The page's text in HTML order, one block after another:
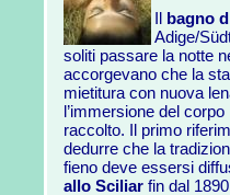
Il bagno
Adige/
soliti passare la notte
accorgevano che la
mietitura con nuova
l’immersione del corpo
raccolto. Il primo
dedurre che la
fieno deve essersi
allo Sciliar fin dal